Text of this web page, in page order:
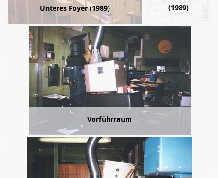
Unteres Foyer (1989)
(1989)
Vorführraum